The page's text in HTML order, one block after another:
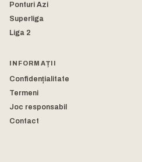
Ponturi Azi
Superliga
Liga 2
INFORMAȚII
Confidențialitate
Termeni
Joc responsabil
Contact